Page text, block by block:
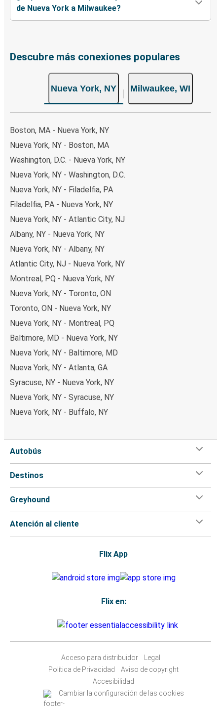
de Nueva York a Milwaukee?
Descubre más conexiones populares
Nueva York, NY Milwaukee, WI
Boston, MA - Nueva York, NY
Nueva York, NY - Boston, MA
Washington, D.C. - Nueva York, NY
Nueva York, NY - Washington, D.C.
Nueva York, NY - Filadelfia, PA
Filadelfia, PA - Nueva York, NY
Nueva York, NY - Atlantic City, NJ
Albany, NY - Nueva York, NY
Nueva York, NY - Albany, NY
Atlantic City, NJ - Nueva York, NY
Montreal, PQ - Nueva York, NY
Nueva York, NY - Toronto, ON
Toronto, ON - Nueva York, NY
Nueva York, NY - Montreal, PQ
Baltimore, MD - Nueva York, NY
Nueva York, NY - Baltimore, MD
Nueva York, NY - Atlanta, GA
Syracuse, NY - Nueva York, NY
Nueva York, NY - Syracuse, NY
Nueva York, NY - Buffalo, NY
Autobús
Destinos
Greyhound
Atención al cliente
Flix App
Flix en:
Acceso para distribuidor
Legal
Política de Privacidad
Aviso de copyright
Accesibilidad
Cambiar la configuración de las cookies